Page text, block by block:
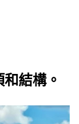
結構。